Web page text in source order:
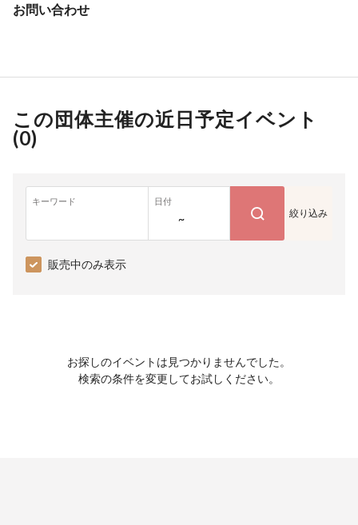
お問い合わせ
この団体主催の近日予定イベント
(0)
キーワード 日付
~ 絞り込み
販売中のみ表示
お探しのイベントは見つかりませんでした。
検索の条件を変更してお試しください。